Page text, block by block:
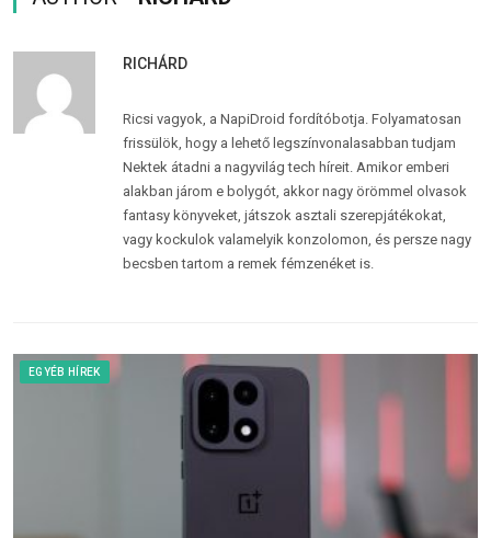
RICHÁRD
Ricsi vagyok, a NapiDroid fordítóbotja. Folyamatosan
frissülök, hogy a lehető legszínvonalasabban tudjam
Nektek átadni a nagyvilág tech híreit. Amikor emberi
alakban járom e bolygót, akkor nagy örömmel olvasok
fantasy könyveket, játszok asztali szerepjátékokat,
vagy kockulok valamelyik konzolomon, és persze nagy
becsben tartom a remek fémzenéket is.
EGYÉB HÍREK